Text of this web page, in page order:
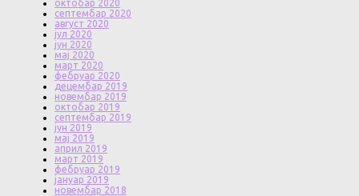
октобар 2020
септембар 2020
август 2020
јул 2020
јун 2020
мај 2020
март 2020
фебруар 2020
децембар 2019
новембар 2019
октобар 2019
септембар 2019
јун 2019
мај 2019
април 2019
март 2019
фебруар 2019
јануар 2019
новембар 2018